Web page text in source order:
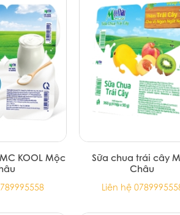
KOOL Mộc
Sữa chua trái cây
Châu
Liên hệ